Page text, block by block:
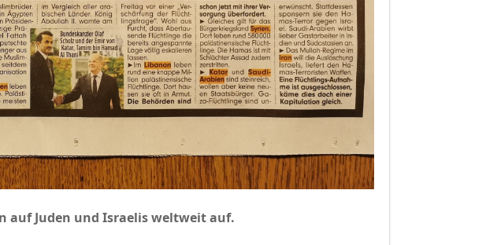
auf Juden und Israelis weltweit auf.